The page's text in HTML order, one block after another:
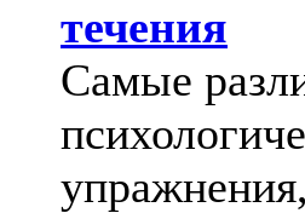
течения
Самые